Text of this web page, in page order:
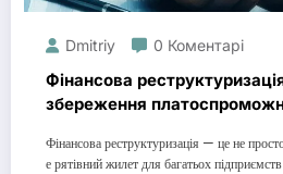
Dmitriy 0 Коментарі
Фінансова
збереження
Фінансова реструктуризація — це не
е рятівний жилет для багатьох підприємств